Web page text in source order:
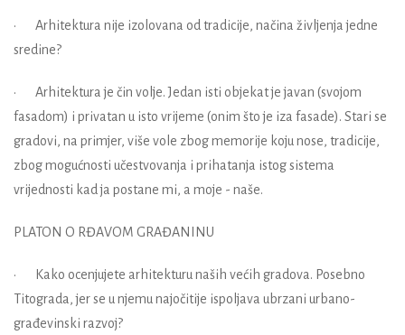
• Arhitektura nije izolovana od tradicije, načina življenja jedne
sredine?
• Arhitektura je čin volje. Jedan isti objekat je javan (svojom
fasadom) i privatan u isto vrijeme (onim što je iza fasade). Stari se
gradovi, na primjer, više vole zbog memorije koju nose, tradicije,
zbog mogućnosti učestvovanja i prihatanja istog sistema
vrijednosti kad ja postane mi, a moje - naše.
PLATON O RĐAVOM GRAĐANINU
• Kako ocenjujete arhitekturu naših većih gradova. Posebno
Titograda, jer se u njemu najočitije ispoljava ubrzani urbano-
građevinski razvoj?